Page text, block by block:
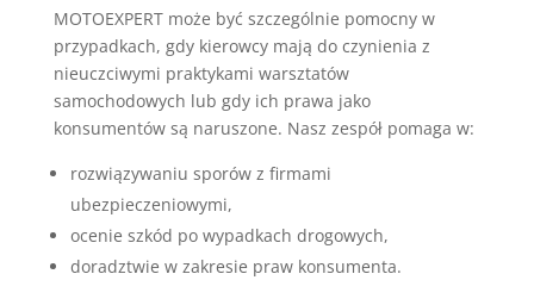
MOTOEXPERT może być szczególnie pomocny w
przypadkach, gdy kierowcy mają do czynienia z
nieuczciwymi praktykami warsztatów
samochodowych lub gdy ich prawa jako
konsumentów są naruszone. Nasz zespół pomaga w:
rozwiązywaniu sporów z firmami
ubezpieczeniowymi,
ocenie szkód po wypadkach drogowych,
doradztwie w zakresie praw konsumenta.